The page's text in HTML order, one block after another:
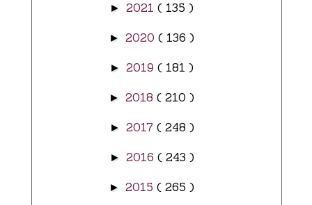
► 2021 ( 135 )
► 2020 ( 136 )
► 2019 ( 181 )
► 2018 ( 210 )
► 2017 ( 248 )
► 2016 ( 243 )
► 2015 ( 265 )